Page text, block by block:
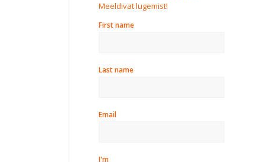
Meeldivat lugemist!
First name
Last name
Email
I'm